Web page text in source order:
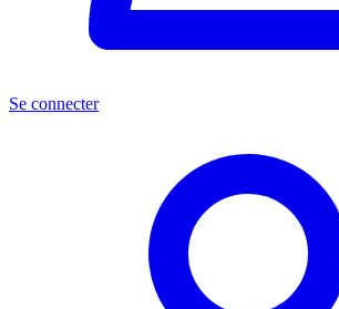
Se connecter